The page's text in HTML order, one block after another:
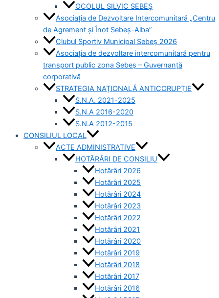
OCOLUL SILVIC SEBEȘ
Asociația de Dezvoltare Intercomunitară „Centru
de Agrement și Înot Sebeș-Alba”
Clubul Sportiv Municipal Sebeș 2026
Asociația de dezvoltare intercomunitară pentru
transport public zona Sebeș – Guvernanță
corporativă
STRATEGIA NAȚIONALĂ ANTICORUPȚIE
S.N.A. 2021-2025
S.N.A 2016-2020
S.N.A 2012-2015
CONSILIUL LOCAL
ACTE ADMINISTRATIVE
HOTĂRÂRI DE CONSILIU
Hotărâri 2026
Hotărâri 2025
Hotărâri 2024
Hotărâri 2023
Hotărâri 2022
Hotărâri 2021
Hotărâri 2020
Hotărâri 2019
Hotărâri 2018
Hotărâri 2017
Hotărâri 2016